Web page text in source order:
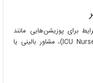
برای پوزیشن‌هایی مانند
پرستار بیهوشی، پرستار مراقبت‌های ویژه (ICU Nurse)، مشاور بالینی یا